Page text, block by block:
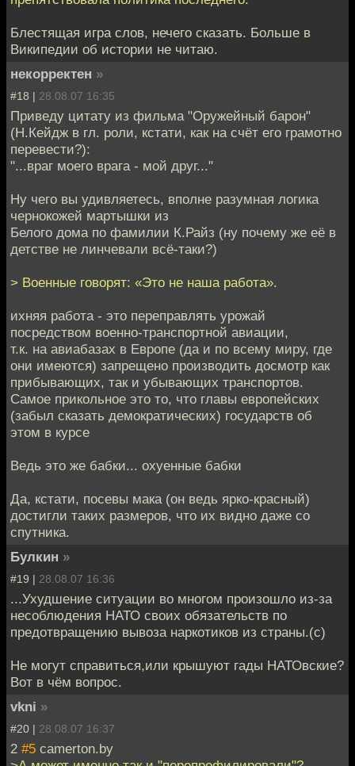
Блестящая игра слов, нечего сказать. Больше в
Википедии об истории не читаю.
некорректен »
#18 | 28.08.07 16:35
Приведу цитату из фильма "Оружейный барон"
(Н.Кейдж в гл. роли, кстати, как на счёт его грамотно
перевести?):
"...враг моего врага - мой друг..."
Ну чего вы удивляетесь, вполне разумная логика
чернокожей мартышки из
Белого дома по фамилии К.Райз (ну почему же её в
детстве не линчевали всё-таки?)
> Военные говорят: «Это не наша работа».
ихняя работа - это переправлять урожай
посредством военно-транспортной авиации,
т.к. на авиабазах в Европе (да и по всему миру, где
они имеются) запрещено производить досмотр как
прибывающих, так и убывающих транспортов.
Самое прикольное это то, что главы европейских
(забыл сказать демократических) государств об
этом в курсе
Ведь это же бабки... охуенные бабки
Да, кстати, посевы мака (он ведь ярко-красный)
достигли таких размеров, что их видно даже со
спутника.
Булкин »
#19 | 28.08.07 16:36
...Ухудшение ситуации во многом произошло из-за
несоблюдения НАТО своих обязательств по
предотвращению вывоза наркотиков из страны.(с)
Не могут справиться,или крышуют гады НАТОвские?
Вот в чём вопрос.
vkni »
#20 | 28.08.07 16:37
2 #5 camerton.by